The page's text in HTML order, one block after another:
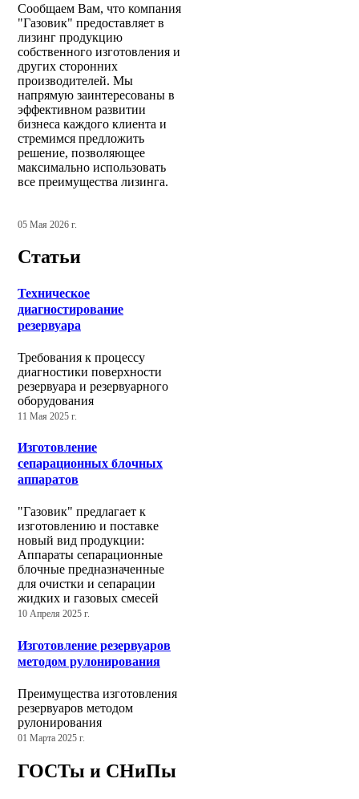
Сообщаем Вам, что компания
"Газовик" предоставляет в
лизинг продукцию
собственного изготовления и
других сторонних
производителей. Мы
напрямую заинтересованы в
эффективном развитии
бизнеса каждого клиента и
стремимся предложить
решение, позволяющее
максимально использовать
все преимущества лизинга.
05 Мая 2026 г.
Статьи
Техническое
диагностирование
резервуара
Требования к процессу
диагностики поверхности
резервуара и резервуарного
оборудования
11 Мая 2025 г.
Изготовление
сепарационных блочных
аппаратов
"Газовик" предлагает к
изготовлению и поставке
новый вид продукции:
Аппараты сепарационные
блочные предназначенные
для очистки и сепарации
жидких и газовых смесей
10 Апреля 2025 г.
Изготовление резервуаров
методом рулонирования
Преимущества изготовления
резервуаров методом
рулонирования
01 Марта 2025 г.
ГОСТы и СНиПы